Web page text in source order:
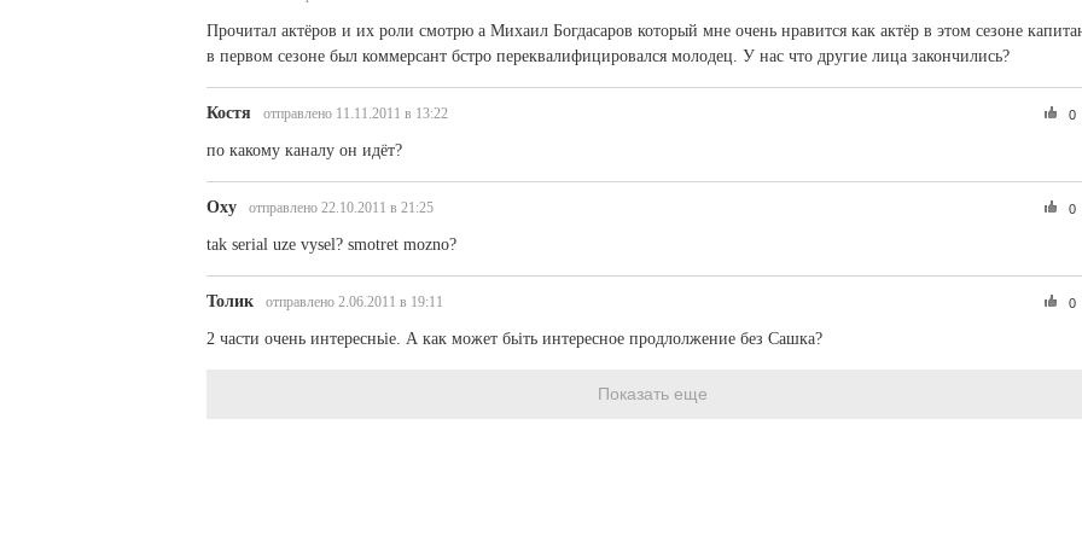
Прочитал актёров и их роли смотрю а Михаил Богдасаров который мне очень нравится как актёр в этом сезоне
в первом сезоне был коммерсант бстро переквалифицировался молодец. У нас что другие лица закончились?
Костя отправлено 11.11.2011 в 13:22 0
по какому каналу он идёт?
Oxy отправлено 22.10.2011 в 21:25 0
tak serial uze vysel? smotret mozno?
Толик отправлено 2.06.2011 в 19:11 0
2 части очень интересньіе. А как может бьіть интересное продлолжение без Сашка?
Показать еще